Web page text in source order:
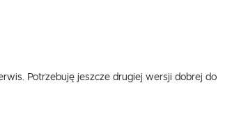
Potrzebuję jeszcze drugiej wersji dobrej do